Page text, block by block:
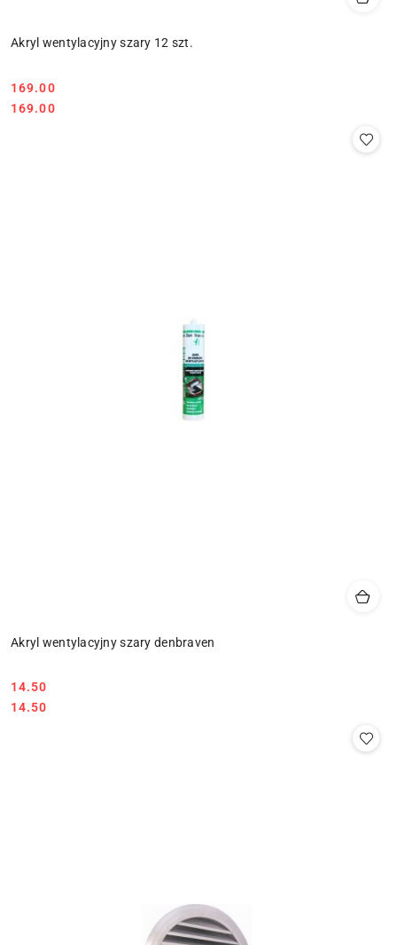
Akryl wentylacyjny szary 12 szt.
Cena:
169.00
Cena:
169.00
Akryl wentylacyjny szary denbraven
Cena:
14.50
Cena:
14.50